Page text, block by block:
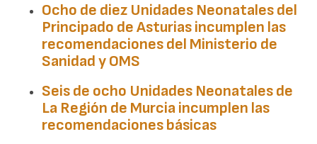
Ocho de diez Unidades Neonatales del
Principado de Asturiasincumplen las
recomendaciones del Ministerio de
Sanidad y OMS
Seis de ocho Unidades Neonatales de
La Región de Murcia incumplen las
recomendaciones básicas